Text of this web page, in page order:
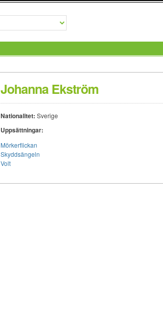
Johanna Ekström
Nationalitet: Sverige
Uppsättningar:
Mörkerflickan
Skyddsängeln
Volt